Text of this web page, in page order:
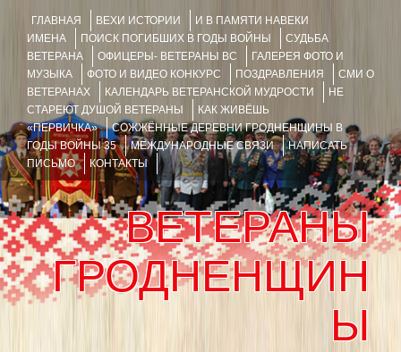
ГЛАВНАЯ ВЕХИ ИСТОРИИ
И В ПАМЯТИ НАВЕКИ
ИМЕНА
ПОИСК ПОГИБШИХ В ГОДЫ ВОЙНЫ
СУДЬБА
ВЕТЕРАНА
ОФИЦЕРЫ- ВЕТЕРАНЫ ВС
ГАЛЕРЕЯ ФОТО И
МУЗЫКА
ФОТО И ВИДЕО КОНКУРС ПОЗДРАВЛЕНИЯ
СМИ О
ВЕТЕРАНАХ
КАЛЕНДАРЬ ВЕТЕРАНСКОЙ МУДРОСТИ
НЕ
СТАРЕЮТ ДУШОЙ ВЕТЕРАНЫ
КАК ЖИВЁШЬ
«ПЕРВИЧКА»
СОЖЖЁННЫЕ ДЕРЕВНИ ГРОДНЕНЩИНЫ В
ГОДЫ ВОЙНЫ 35
МЕЖДУНАРОДНЫЕ СВЯЗИ
НАПИСАТЬ
ПИСЬМО
КОНТАКТЫ
ВЕТЕРАНЫ
ГРОДНЕНЩИН
Ы